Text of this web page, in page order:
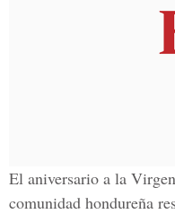
El aniversario a la
comunidad hondureña